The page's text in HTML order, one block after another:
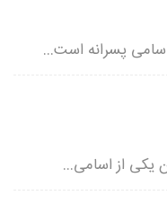
پسرانه است…
یکی از اسامی…